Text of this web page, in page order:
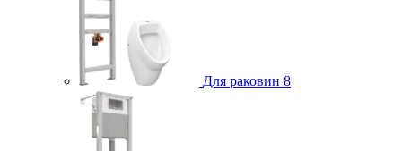
Для раковин 8